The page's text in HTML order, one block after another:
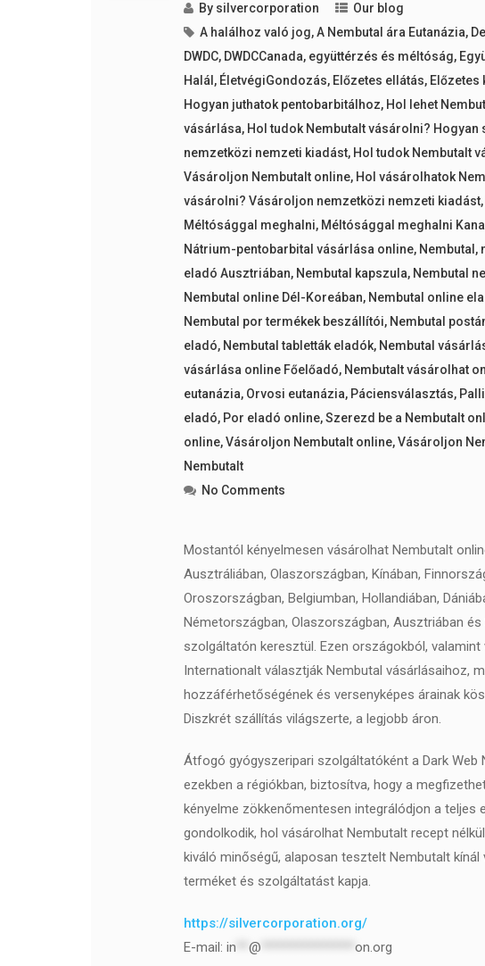
By silvercorporation
Our blog
A halálhoz való jog,A Nembutal ára Eutanázia,
DWDC, DWDCCanada, együttérzés és méltóság,
Halál , ÉletvégiGondozás, Előzetes ellátás, Előzetes
Hogyan juthatok pentobarbitálhoz, Hol lehet
vásárlása, Hol tudok Nembutalt vásárolni?
nemzetközi nemzeti kiadást, Hol tudok Nembutalt
Vásároljon Nembutalt online, Hol vásárolhatok
vásárolni? Vásároljon nemzetközi nemzeti kiadást,
Méltósággal meghalni, Méltósággal meghalni
Nátrium-pentobarbital vásárlása online, Nembutal ,
eladó Ausztriában, Nembutal kapszula, Nembutal
Nembutal online Dél-Koreában, Nembutal online
Nembutal por termékek beszállítói, Nembutal
eladó, Nembutal tabletták eladók, Nembutal
vásárlása online Főelőadó, Nembutalt vásárolhat
eutanázia, Orvosi eutanázia, Páciensválasztás,
eladó, Por eladó online,Szerezd be a Nembutalt
online,Vásároljon Nembutalt online,Vásároljon
Nembutalt
No Comments
Mostantól kényelmesen vásárolhat Nembutalt
Ausztráliában, Olaszországban, Kínában,
Oroszországban, Belgiumban, Hollandiában,
Németországban, Olaszországban, Ausztriában
szolgáltatón keresztül. Ezen országokból,
Internationalt választják Nembutal vásárlásaihoz,
hozzáférhetőségének és versenyképes árainak
Diszkrét szállítás világszerte, a legjobb áron.
Átfogó gyógyszeripari szolgáltatóként a Dark Web
ezekben a régiókban, biztosítva, hogy a
kényelme zökkenőmentesen integrálódjon a teljes
gondolkodik, hol vásárolhat Nembutalt recept
kiváló minőségű, alaposan tesztelt Nembutalt
terméket és szolgáltatást kapja.
https://silvercorporation.org/
E-mail:in **@ ***************on.org